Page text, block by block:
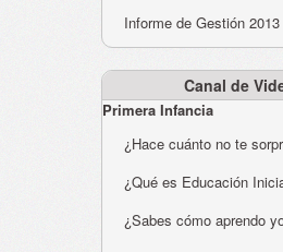
Informe de Gestión 2013
Canal de
Primera Infancia
¿Hace cuánto no te
¿Qué es Educación
¿Sabes cómo aprendo